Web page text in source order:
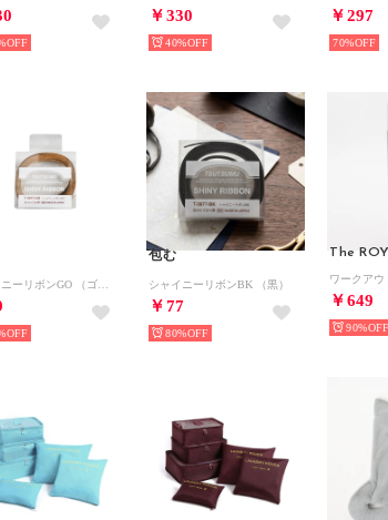
￥330
40%
￥297
70%
包む
シャイニーリボンBK （黒）
￥77
80%
The
￥649
90%